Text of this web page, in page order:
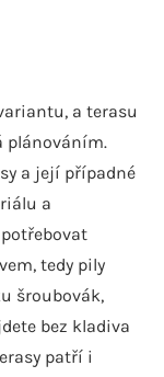
a terasu
plánováním.
a její případné
a
tedy pily
šroubovák,
bez kladiva
patří i